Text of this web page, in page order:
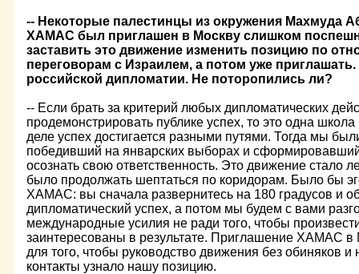
-- Некоторые палестинцы из окружения Махмуда
ХАМАС был приглашен в Москву слишком
заставить это движение изменить позицию по
переговорам с Израилем, а потом уже
российской дипломатии. Не поторопились ли?
-- Если брать за критерий любых дипломатических
продемонстрировать публике успех, то это одна
деле успех достигается разными путями. Тогда мы
победивший на январских выборах и
осознать свою ответственность. Это движение стало
было продолжать шептаться по коридорам. Было бы
ХАМАС: вы сначала развернитесь на 180 градусов и
дипломатический успех, а потом мы будем с вами
международные усилия не ради того, чтобы
заинтересованы в результате. Приглашение ХАМАС
для того, чтобы руководство движения без обиняков
контакты узнало нашу позицию.